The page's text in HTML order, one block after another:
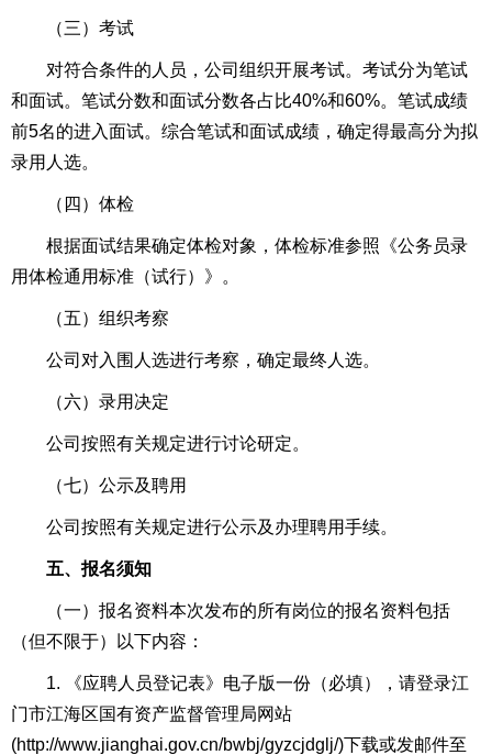
（三）考试
对符合条件的人员，公司组织开展考试。考试分为笔试
和面试。笔试分数和面试分数各占比40%和60%。笔试成绩
前5名的进入面试。综合笔试和面试成绩，确定得最高分为拟
录用人选。
（四）体检
根据面试结果确定体检对象，体检标准参照《公务员录
用体检通用标准（试行）》。
（五）组织考察
公司对入围人选进行考察，确定最终人选。
（六）录用决定
公司按照有关规定进行讨论研定。
（七）公示及聘用
公司按照有关规定进行公示及办理聘用手续。
五、报名须知
（一）报名资料本次发布的所有岗位的报名资料包括
（但不限于）以下内容：
1. 《应聘人员登记表》电子版一份（必填），请登录江
门市江海区国有资产监督管理局网站
(http://www.jianghai.gov.cn/bwbj/gyzcjdglj/)下载或发邮件至